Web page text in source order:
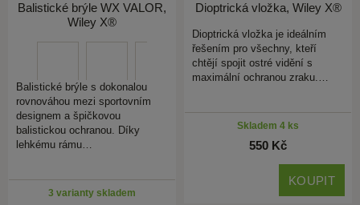
Balistické brýle WX VALOR,
Wiley X®
Balistické brýle s dokonalou
rovnováhou mezi sportovním
designem a špičkovou
balistickou ochranou. Díky
lehkému rámu…
3 varianty skladem
Dioptrická vložka, Wiley X®
Dioptrická vložka je ideálním
řešením pro všechny, kteří
chtějí spojit ostré vidění s
maximální ochranou zraku.…
Skladem 4 ks
550 Kč
KOUPIT